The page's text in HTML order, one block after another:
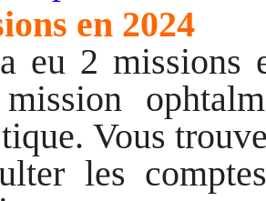
en 2024
eu 2 missions
Vous
les